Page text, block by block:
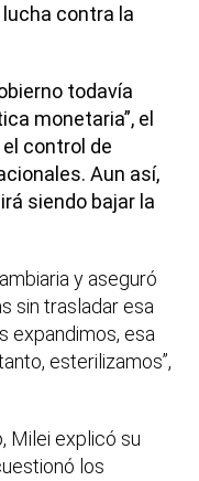
contra la
todavía
monetaria”, el
control de
Aun así,
siendo bajar la
y aseguró
sin trasladar esa
expandimos, esa
esterilizamos”,
Milei explicó su
los